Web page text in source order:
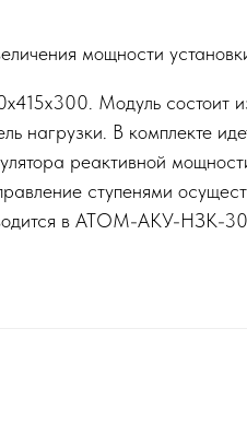
мощности
Модуль состоит из
нагрузки. В комплекте
реактивной
ступенями
в АТОМ-АКУ-НЗК-